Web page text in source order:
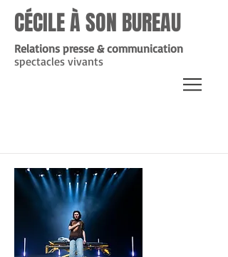
CÉCILE À SON BUREAU
Relations presse & communication
spectacles vivants